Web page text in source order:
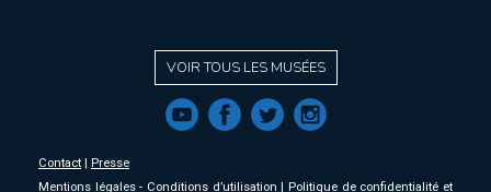
VOIR TOUS LES MUSÉES
f a b e
Contact | Presse
Mentions légales - Conditions d’utilisation | Politique de confidentialité et